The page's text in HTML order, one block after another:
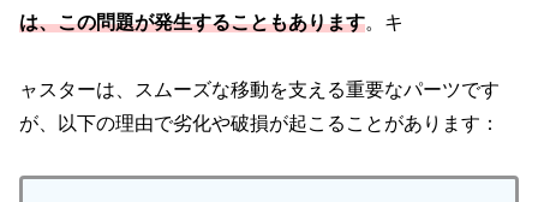
は、この問題が発生することもあります。キ
ャスターは、スムーズな移動を支える重要なパーツです
が、以下の理由で劣化や破損が起こることがあります：